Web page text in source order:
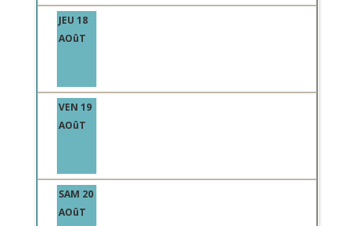
JEU 18
AOûT
VEN 19
AOûT
SAM 20
AOûT